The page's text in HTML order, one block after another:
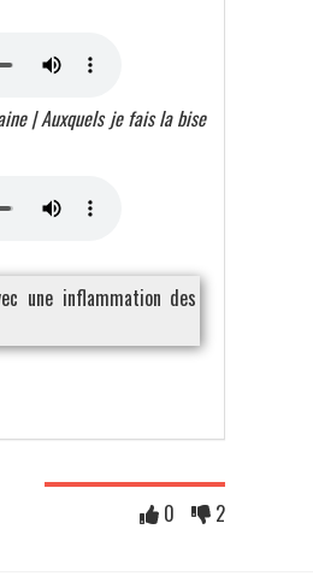
| Auxquels je fais la bise
une inflammation des
0 2